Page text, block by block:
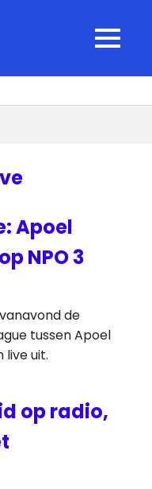
MENU
Apoel
NPO 3
vanavond de
tussen Apoel
live uit.
op radio,